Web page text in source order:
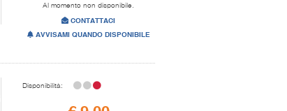
Al momento non disponibile.
CONTATTACI
AVVISAMI QUANDO DISPONIBILE
Disponibilità: